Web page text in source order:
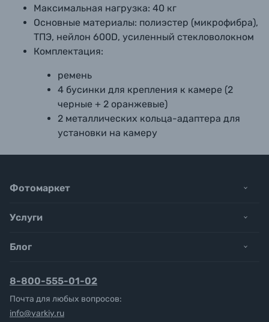
Максимальная нагрузка: 40 кг
Основные материалы: полиэстер (микрофибра),
ТПЭ, нейлон 600D, усиленный стекловолокном
Комплектация:
ремень
4 бусинки для крепления к камере (2
черные + 2 оранжевые)
2 металлических кольца-адаптера для
установки на камеру
Фотомаркет
Услуги
Блог
8-800-555-01-02
Почта для любых вопросов:
info@yarkiy.ru